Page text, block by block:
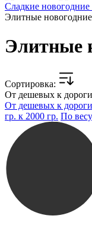
Сладкие новогодние
Элитные
Элитные
Cортировка:
От дешевых к
От дешевых к
гр. к 2000 гр. По